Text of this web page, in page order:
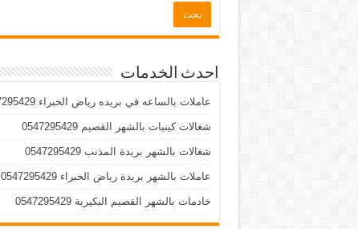
احدث الخدمات
عاملات بالساعه في بريده رياض الخبراء 0547295429
شغالات كينيات بالشهر القصيم 0547295429
شغالات بالشهر بريدة المذنب 0547295429
عاملات بالشهر بريدة رياض الخبراء 0547295429
خادمات بالشهر القصيم البكيرية 0547295429